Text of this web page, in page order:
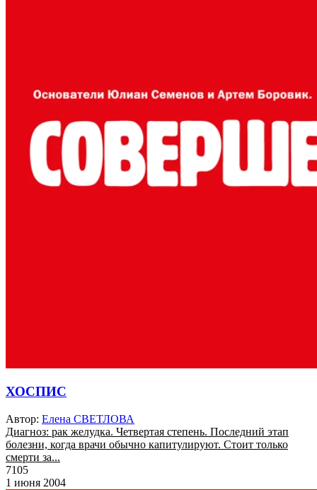
ХОСПИС
Автор: Елена СВЕТЛОВА
Диагноз: рак желудка. Четвертая степень. Последний этап
болезни, когда врачи обычно капитулируют. Стоит только
смерти за...
7105
1 июня 2004